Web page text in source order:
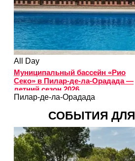
All Day
Муниципальный бассейн «Рио
Секо» в Пилар-де-ла-Орадада —
летний сезон 2026
Пилар-де-ла-Орадада
СОБЫТИЯ ДЛЯ